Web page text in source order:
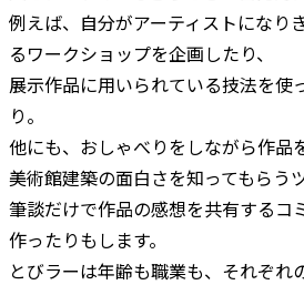
例えば、自分がアーティストになり
るワークショップを企画したり、
展示作品に用いられている技法を使
り。
他にも、おしゃべりをしながら作品
美術館建築の面白さを知ってもらう
筆談だけで作品の感想を共有するコ
作ったりもします。
とびラーは年齢も職業も、それぞれ